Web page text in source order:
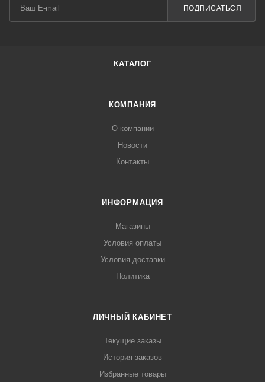
ПОДПИСАТЬСЯ
КАТАЛОГ
КОМПАНИЯ
О компании
Новости
Контакты
ИНФОРМАЦИЯ
Магазины
Условия оплаты
Условия доставки
Политика
ЛИЧНЫЙ КАБИНЕТ
Текущие заказы
История заказов
Избранные товары